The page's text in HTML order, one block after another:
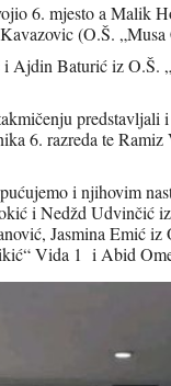
6. mjesto a Malik
(O.Š.
Ajdin Baturić iz O.Š.
6. razreda te
i njihovim
i Nedžd Udvinčić
Jasmina Emić iz
Vida 1 i Abid